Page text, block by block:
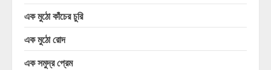
এক মুঠো কাঁচের চুরি
এক মুঠো রোদ
এক সমুদ্র প্রেম